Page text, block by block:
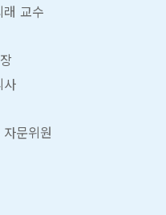
교수
사
문위원